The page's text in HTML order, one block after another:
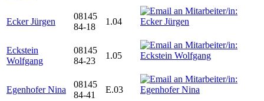
Ecker Jürgen
08145
84-18
1.04
Eckstein
Wolfgang
08145
84-23
1.05
Egenhofer Nina
08145
84-41
E.03